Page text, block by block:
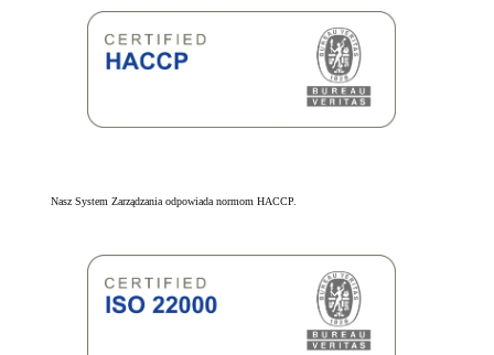
Nasz System Zarządzania odpowiada normom HACCP.